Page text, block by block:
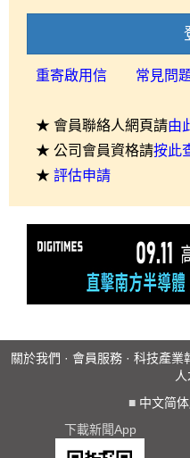
重寄啟用信 常見問
★ 會員聯絡人網頁請由
★ 公司會員資格請按此
★ 評估申請
關於我們 · 會員服務 · 科技產業
■ 中文简
下載新聞App